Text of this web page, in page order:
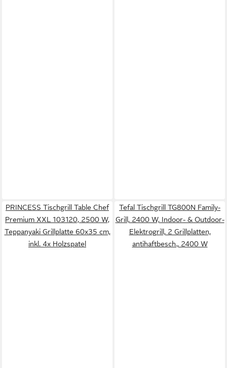
PRINCESS Tischgrill Table Chef
Premium XXL 103120, 2500 W,
Teppanyaki Grillplatte 60x35 cm,
inkl. 4x Holzspatel
Tefal Tischgrill TG800N Family-
Grill, 2400 W, Indoor- & Outdoor-
Elektrogrill, 2 Grillplatten,
antihaftbesch., 2400 W